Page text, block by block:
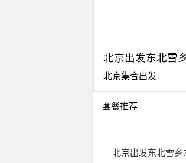
北京出发东北雪
北京集合出发
套餐推荐
北京出发东北雪乡